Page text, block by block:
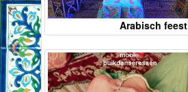
Arabisch feest